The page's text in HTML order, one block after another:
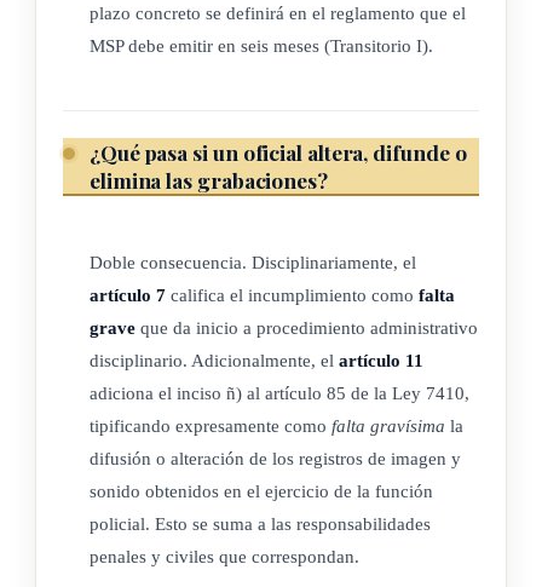
regulada que debe sujetarse a lo establecido en las
disposiciones legales aplicables y en las demás
c) Confidencialidad: garantía de que determinada
información, fuente o sistema esté disponible solo a
que sean considerados de orden confidencial o privados,
dados los fines a tutelar de seguridad nacional, orden
público, la salud y políticas públicas.
Integridad: los datos deben mantenerse intactos de manera
que se preserve su originalidad y confiabilidad, para
garantizar la integridad de la información, adoptando las
precauciones necesarias para que no sean modificados o
eliminados sin autorización, es necesario mantener su
plazo concreto se definirá en el reglamento que el
MSP debe emitir en seis meses (Transitorio I).
¿Qué pasa si un oficial altera, difunde o
elimina las grabaciones?
Doble consecuencia. Disciplinariamente, el
artículo 7 califica el incumplimiento como falta
grave que da inicio a procedimiento administrativo
disciplinario. Adicionalmente, el artículo 11
adiciona el inciso ñ) al artículo 85 de la Ley 7410,
tipificando expresamente como falta gravísima la
difusión o alteración de los registros de imagen y
sonido obtenidos en el ejercicio de la función
policial. Esto se suma a las responsabilidades
penales y civiles que correspondan.